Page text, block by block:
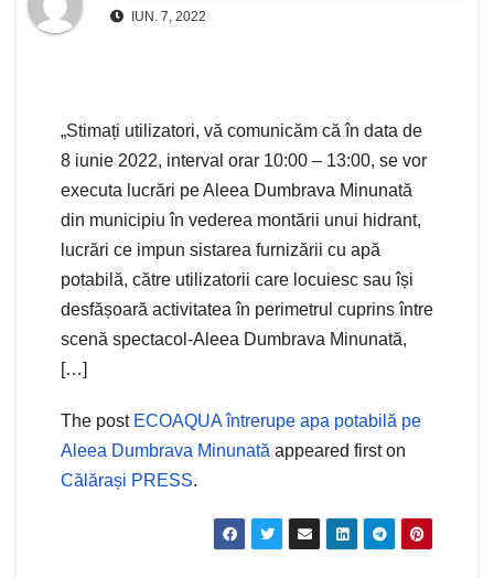
IUN. 7, 2022
„Stimați utilizatori, vă comunicăm că în data de
8 iunie 2022, interval orar 10:00 – 13:00, se vor
executa lucrări pe Aleea Dumbrava Minunată
din municipiu în vederea montării unui hidrant,
lucrări ce impun sistarea furnizării cu apă
potabilă, către utilizatorii care locuiesc sau își
desfășoară activitatea în perimetrul cuprins între
scenă spectacol-Aleea Dumbrava Minunată,
[…]
The post ECOAQUA întrerupe apa potabilă pe
Aleea Dumbrava Minunată appeared first on
Călărași PRESS.